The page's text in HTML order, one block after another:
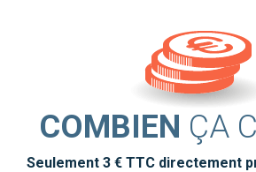
COMBIEN ÇA
Seulement 3 € TTC directement